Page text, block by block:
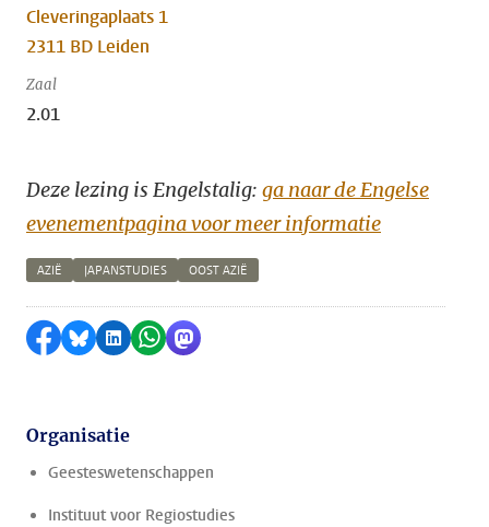
Cleveringaplaats 1
2311 BD Leiden
Zaal
2.01
Deze lezing is Engelstalig: ga naar de Engelse
evenementpagina voor meer informatie
AZIË JAPANSTUDIES OOST AZIË
Delen op Facebook
Delen via Bluesky
Delen op LinkedIn
Delen via WhatsApp
Delen via Mastodon
Organisatie
Geesteswetenschappen
Instituut voor Regiostudies